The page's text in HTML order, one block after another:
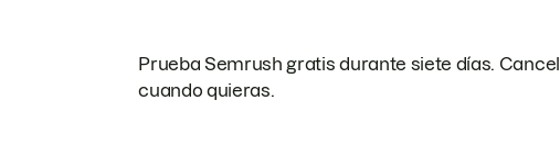
Prueba Semrush gratis durante siete días.
cuando quieras.